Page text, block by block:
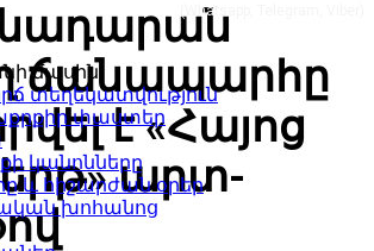
(Whatsapp, Telegram, Viber)
մասին
տեղեկատվություն
փաստեր
կանոնները
և հիշարժան օրեր
խոհանոց
ճանապարհը
է «Հայոց
արտ-